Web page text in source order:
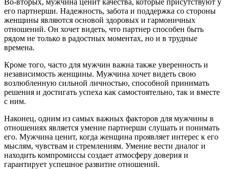
его партнерши. Надежность, забота и поддержка со стороны
женщины являются основой здоровых и гармоничных
отношений. Он хочет видеть, что партнер способен быть
рядом не только в радостных моментах, но и в трудные
времена.
Кроме того, часто для мужчин важна также уверенность и
независимость женщины. Мужчина хочет видеть свою
возлюбленную сильной личностью, способной принимать
решения и достигать успеха как самостоятельно, так и вместе
с ним.
Наконец, одним из самых важных факторов для мужчины в
отношениях является умение партнерши слушать и понимать
его. Мужчина ценит, когда женщина проявляет интерес к его
мыслям, чувствам и стремлениям. Умение вести диалог и
находить компромиссы создает атмосферу доверия и
гарантирует успешное развитие отношений.